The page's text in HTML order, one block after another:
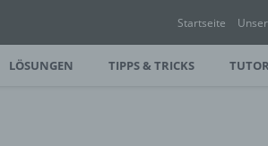
Startseite
LÖSUNGEN TIPPS & TRICKS